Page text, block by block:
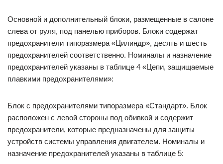
Основной и дополнительный блоки, размещенные в салоне
слева от руля, под панелью приборов. Блоки содержат
предохранители типоразмера «Цилиндр», десять и шесть
предохранителей соответственно. Номиналы и назначение
предохранителей указаны в таблице 4 «Цепи, защищаемые
плавкими предохранителями»:
Блок с предохранителями типоразмера «Стандарт». Блок
расположен с левой стороны под обивкой и содержит
предохранители, которые предназначены для защиты
устройств системы управления двигателем. Номиналы и
назначение предохранителей указаны в таблице 5: